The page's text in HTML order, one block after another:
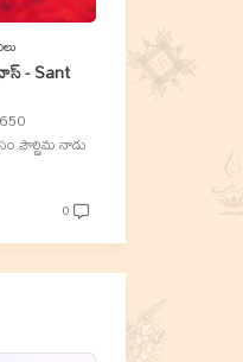
- Sant
పౌర్ణిమ నాడు
0